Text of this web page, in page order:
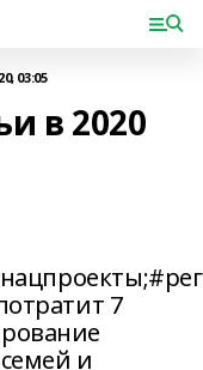
03:05
в 2020
7
и